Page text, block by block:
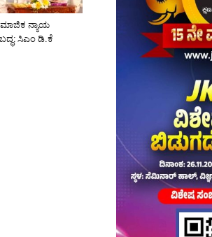
ನ್ಯಾಯ
ಸಿಎಂ ಡಿ.ಕೆ